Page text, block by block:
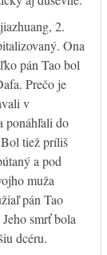
2.
Ona
pán Tao bol
Prečo je
v
ponáhľali do
tiež príliš
a pod
muža
pán Tao
smrť bola
dcéru.